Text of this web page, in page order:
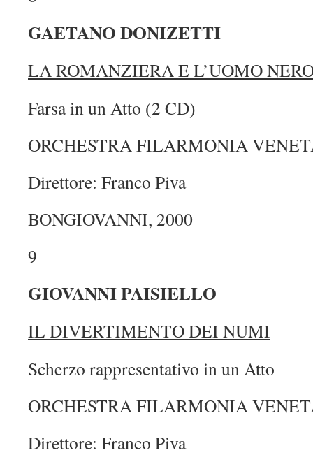
GAETANO DONIZETTI
LA ROMANZIERA E L’UOMO
Farsa in un Atto (2 CD)
ORCHESTRA FILARMONIA
Direttore: Franco Piva
BONGIOVANNI, 2000
9
GIOVANNI PAISIELLO
IL DIVERTIMENTO DEI NUMI
Scherzo rappresentativo in un Atto
ORCHESTRA FILARMONIA
Direttore: Franco Piva